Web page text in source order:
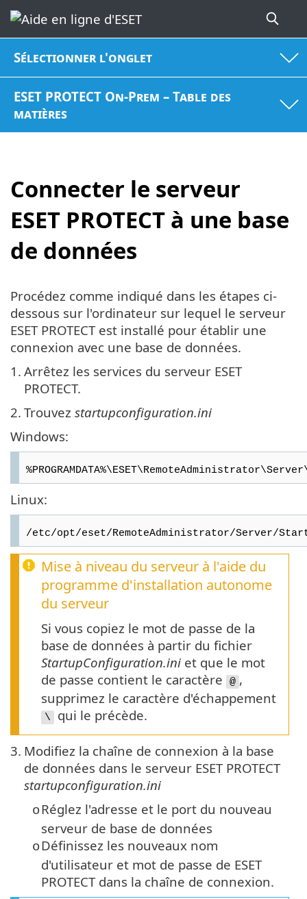
Sélectionner l'onglet
ESET PROTECT On-Prem – Table des
matières
Connecter le serveur
ESET PROTECT à une base
de données
Procédez comme indiqué dans les étapes ci-
dessous sur l'ordinateur sur lequel le serveur
ESET PROTECT est installé pour établir une
connexion avec une base de données.
1. Arrêtez les services du serveur ESET
PROTECT.
2. Trouvez startupconfiguration.ini
Windows:
Linux:
/etc/opt/eset/RemoteAdministrator/Server/
Mise à niveau du serveur à l'aide du
programme d'installation autonome
du serveur
Si vous copiez le mot de passe de la
base de données à partir du fichier
StartupConfiguration.ini et que le mot
de passe contient le caractère
@ ,
supprimez le caractère d'échappement
\ qui le précède.
3. Modifiez la chaîne de connexion à la base
de données dans le serveur ESET PROTECT
startupconfiguration.ini
oRéglez l'adresse et le port du nouveau
serveur de base de données
oDéfinissez les nouveaux nom
d'utilisateur et mot de passe de ESET
PROTECT dans la chaîne de connexion.